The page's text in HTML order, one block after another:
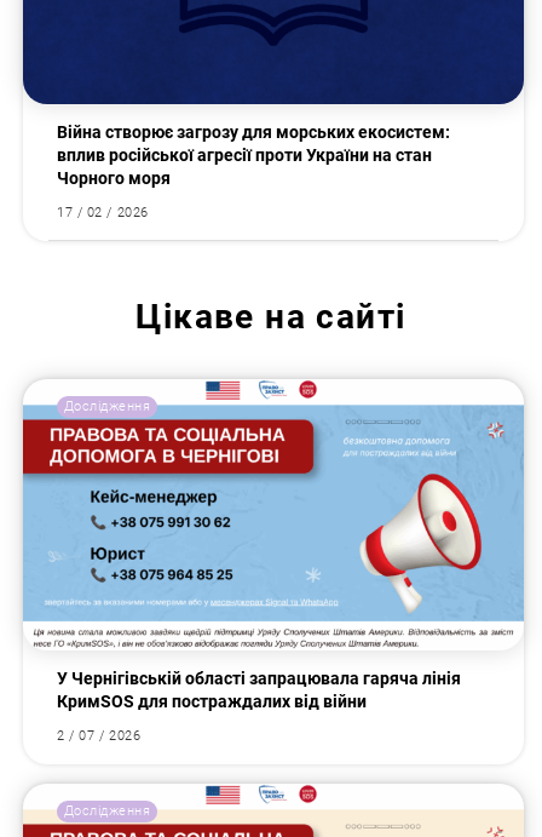
Війна створює загрозу для морських екосистем:
вплив російської агресії проти України на стан
Чорного моря
17 / 02 / 2026
Цікаве на сайті
Дослідження
У Чернігівській області запрацювала гаряча лінія
КримSOS для постраждалих від війни
2 / 07 / 2026
Дослідження